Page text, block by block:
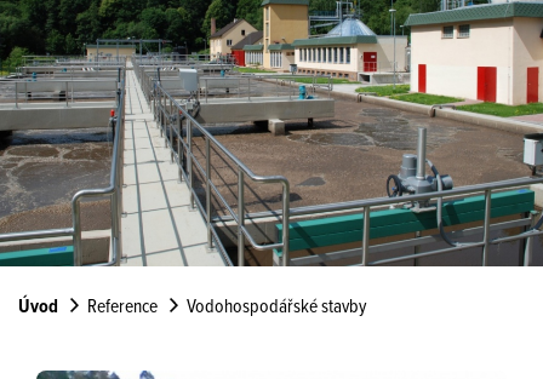
Úvod Reference Vodohospodářské stavby